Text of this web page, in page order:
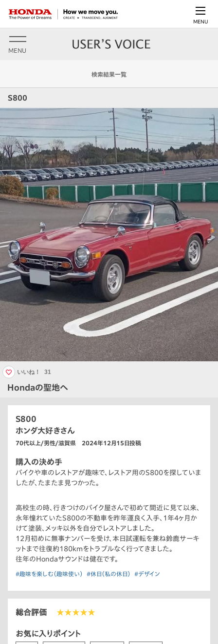
MENU
MENU
検索結果一覧
S800
Hondaの聖地へ
いいね！ 31
S800
ホンダ大好きさん
70代以上/男性/滋賀県 2024年12月15日投稿
購入の決め手
バイクや車のレストアが趣味で、レストア用のS800を探していま
したが、たまたま見つかった。
高校生の時、行きつけのバイク屋さんで初めて間近に見て以来、
永年憧れていたS800の不動車を昨年運良く入手、1年4ヶ月か
けて塗装、メッキ以外を自分でレストアしました。
12月初めに無事ナンバーを受け、本日試運転を兼ね鈴鹿サーキ
ットまで往復約180kmをトラブルなく行ってきました。
往年のHondaサウンドは健在です。
#趣味を楽しむ（趣味使い） #休日（私の休日） #デザイン
総合評価 ★★★★★
お気に入りポイント